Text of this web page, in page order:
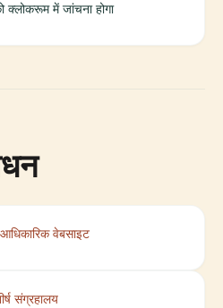
क्लोकरूम में जांचना होगा
वेबसाइट
संग्रहालय